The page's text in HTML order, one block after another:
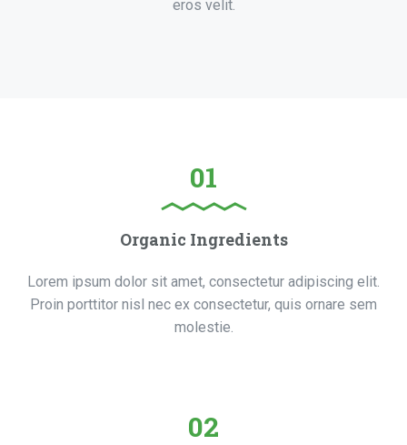
eros velit.
01
Organic Ingredients
Lorem ipsum dolor sit amet, consectetur adipiscing elit.
Proin porttitor nisl nec ex consectetur, quis ornare sem
molestie.
02